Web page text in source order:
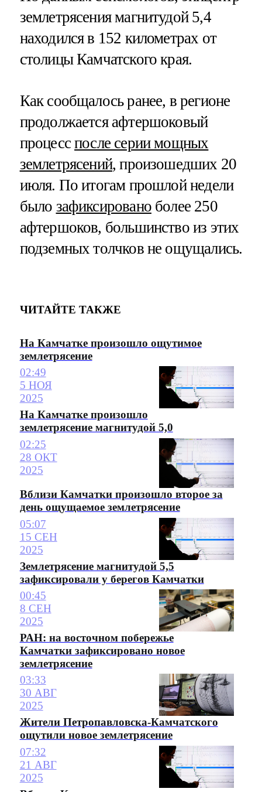
землетрясения магнитудой 5,4
находился в 152 километрах от
столицы Камчатского края.
Как сообщалось ранее, в регионе
продолжается афтершоковый
процесспосле серии мощных
землетрясений, произошедших 20
июля. По итогам прошлой недели
было зафиксированоболее 250
афтершоков, большинство из этих
подземных толчков не ощущались.
ЧИТАЙТЕ ТАКЖЕ
На Камчатке произошло ощутимое
землетрясение
02:49
5 НОЯ
2025
На Камчатке произошло
землетрясение магнитудой 5,0
02:25
28 ОКТ
2025
Вблизи Камчатки произошло второе за
день ощущаемое землетрясение
05:07
15 СЕН
2025
Землетрясение магнитудой 5,5
зафиксировали у берегов Камчатки
00:45
8 СЕН
2025
РАН: на восточном побережье
Камчатки зафиксировано новое
землетрясение
03:33
30 АВГ
2025
Жители Петропавловска-Камчатского
ощутили новое землетрясение
07:32
21 АВГ
2025